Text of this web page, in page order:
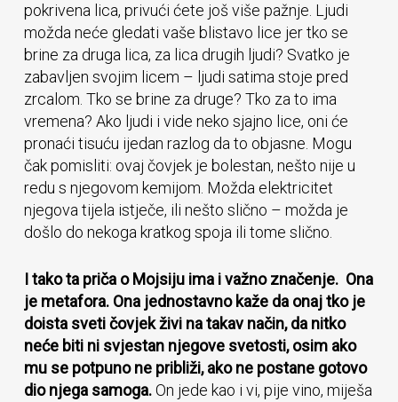
pokrivena lica, privući ćete još više pažnje. Ljudi
možda neće gledati vaše blistavo lice jer tko se
brine za druga lica, za lica drugih ljudi? Svatko je
zabavljen svojim licem – ljudi satima stoje pred
zrcalom. Tko se brine za druge? Tko za to ima
vremena? Ako ljudi i vide neko sjajno lice, oni će
pronaći tisuću ijedan razlog da to objasne. Mogu
čak pomisliti: ovaj čovjek je bolestan, nešto nije u
redu s njegovom kemijom. Možda elektricitet
njegova tijela istječe, ili nešto slično – možda je
došlo do nekoga kratkog spoja ili tome slično.
I tako ta priča o Mojsiju ima i važno značenje. Ona
je metafora. Ona jednostavno kaže da onaj tko je
doista sveti čovjek živi na takav način, da nitko
neće biti ni svjestan njegove svetosti, osim ako
mu se potpuno ne približi, ako ne postane gotovo
dio njega samoga.On jede kao i vi, pije vino, miješa